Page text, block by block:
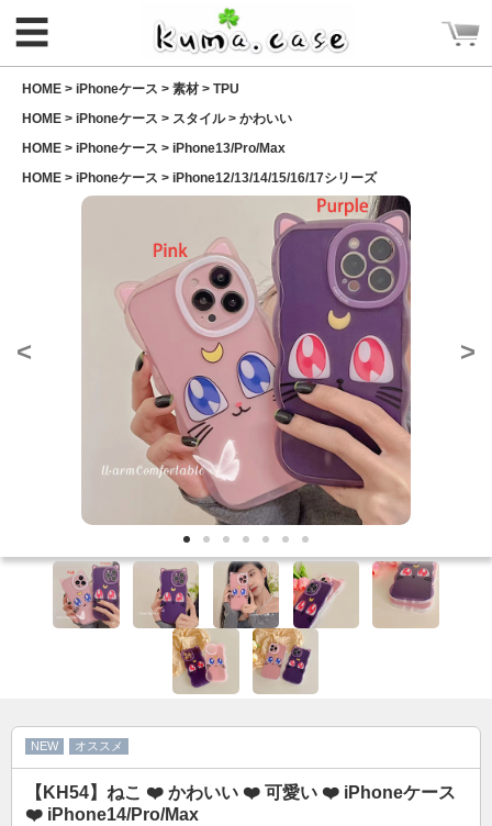
Rakuma iPhone ケース
Rakuma 高品質 財布
iPhoneケース
ケースDIY
新商品
FOLLOW US
Web: https://www.kumacase.jp
Instagram: kumacase_jp
☰
HOME > iPhoneケース > 素材 > TPU
HOME > iPhoneケース > スタイル> かわいい
HOME > iPhoneケース > iPhone13/Pro/Max
HOME > iPhoneケース > iPhone12/13/14/15/16/17シリーズ
< >
NEW オススメ
【KH54】ねこ ❤️ かわいい ❤️ 可愛い ❤️ iPhoneケース
❤️ iPhone14/Pro/Max